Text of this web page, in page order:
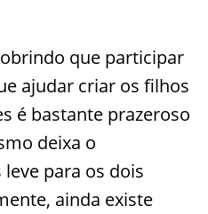
que participar
ajudar criar os filhos
é bastante prazeroso
deixa o
para os dois
ainda existe